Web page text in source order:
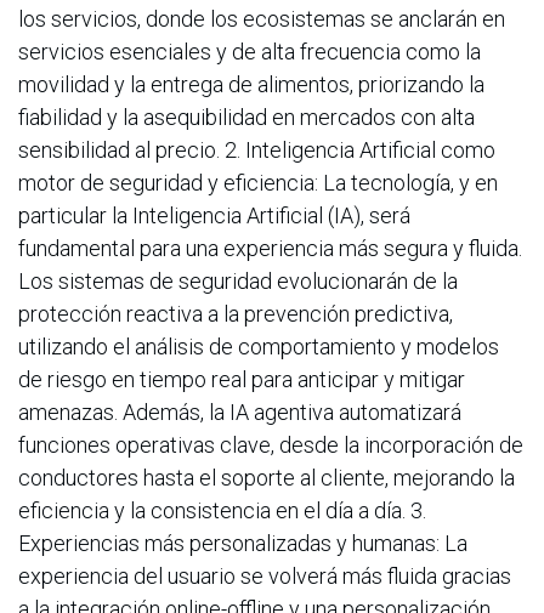
los servicios, donde los ecosistemas se anclarán en
servicios esenciales y de alta frecuencia como la
movilidad y la entrega de alimentos, priorizando la
fiabilidad y la asequibilidad en mercados con alta
sensibilidad al precio. 2. Inteligencia Artificial como
motor de seguridad y eficiencia: La tecnología, y en
particular la Inteligencia Artificial (IA), será
fundamental para una experiencia más segura y fluida.
Los sistemas de seguridad evolucionarán de la
protección reactiva a la prevención predictiva,
utilizando el análisis de comportamiento y modelos
de riesgo en tiempo real para anticipar y mitigar
amenazas. Además, la IA agentiva automatizará
funciones operativas clave, desde la incorporación de
conductores hasta el soporte al cliente, mejorando la
eficiencia y la consistencia en el día a día. 3.
Experiencias más personalizadas y humanas: La
experiencia del usuario se volverá más fluida gracias